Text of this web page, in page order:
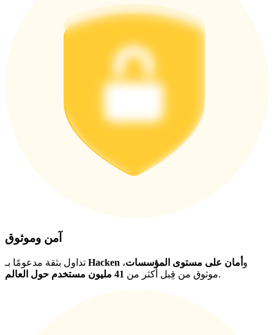
آمن وموثوق
Hacken و أمان على مستوى المؤسسات،
موثوق من قِبل أكثر من 41 مليون مستخدم حول العالم .